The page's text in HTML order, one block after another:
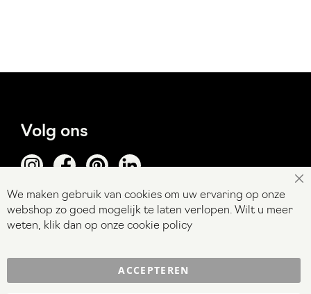
Volg ons
Abonneer
u
onze
Inschrijven
Contact
We maken gebruik van cookies om uw ervaring op onze
webshop zo goed mogelijk te laten verlopen. Wilt u meer
weten, klik dan op onze cookie policy
ACCEPTEREN